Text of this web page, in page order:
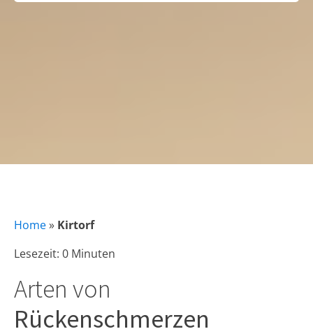
Home» Kirtorf
Lesezeit: 0 Minuten
Arten von
Rückenschmerzen